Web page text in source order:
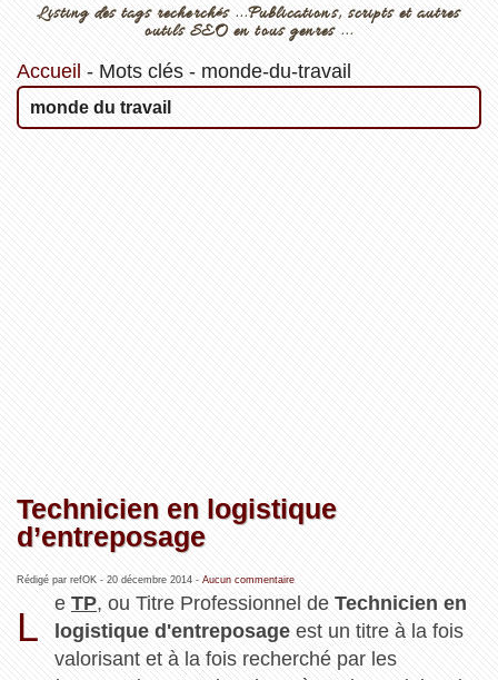
Listing des tags recherchés ...Publications, scripts et autres
outils SEO en tous genres ...
Accueil - Mots clés- monde-du-travail
monde du travail
Technicien en logistique
d’entreposage
Rédigé par refOK - 20 décembre 2014- Aucun commentaire
L
eTP, ou Titre Professionnel deTechnicien en
logistique d'entreposage est un titre à la fois
valorisant et à la fois recherché par les